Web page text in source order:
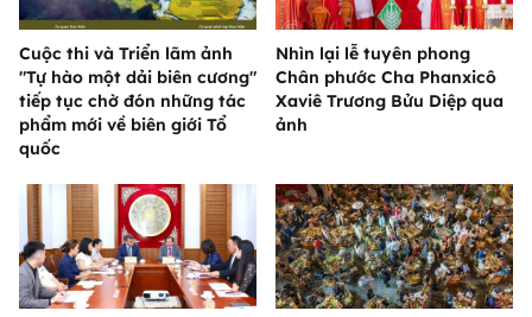
Cuộc thi và Triển lãm ảnh
"Tự hào một dải biên cương"
tiếp tục chờ đón những tác
phẩm mới về biên giới Tổ
quốc
Nhìn lại lễ tuyên phong
Chân phước Cha Phanxicô
Xaviê Trương Bửu Diệp qua
ảnh